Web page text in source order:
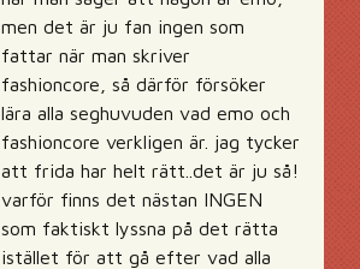
men det är ju fan ingen som
fattar när man skriver
fashioncore, så därför försöker
lära alla seghuvuden vad emo och
fashioncore verkligen är. jag tycker
att frida har helt rätt..det är ju så!
varför finns det nästan INGEN
som faktiskt lyssna på det rätta
istället för att gå efter vad alla